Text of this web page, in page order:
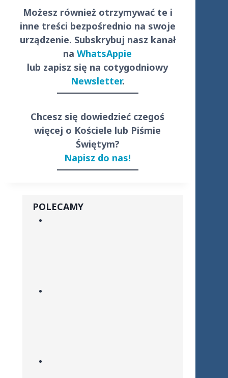
Możesz również otrzymywać te i
inne treści bezpośrednio na swoje
urządzenie. Subskrybuj nasz kanał
naWhatsAppie
lub zapisz się na cotygodniowy
Newsletter.
Chcesz się dowiedzieć czegoś
więcej o Kościele lub Piśmie
Świętym?
Napisz do nas!
POLECAMY